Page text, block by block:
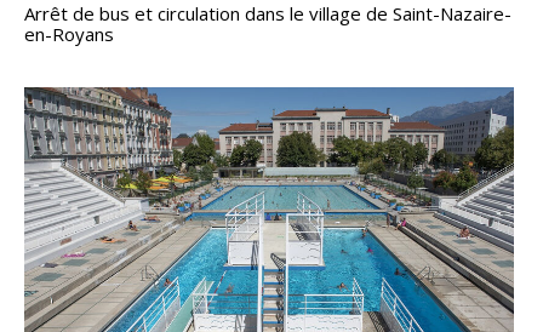
Arrêt de bus et circulation dans le village de Saint-Nazaire-
en-Royans